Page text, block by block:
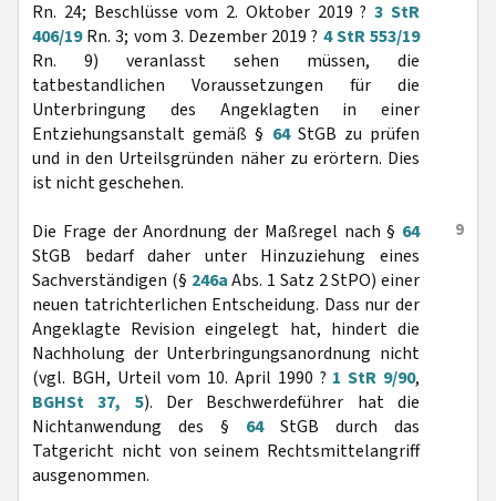
Rn. 24; Beschlüsse vom 2. Oktober 2019 ?3 StR
406/19Rn. 3; vom 3. Dezember 2019 ? 4 StR 553/19
Rn. 9) veranlasst sehen müssen, die
tatbestandlichen Voraussetzungen für die
Unterbringung des Angeklagten in einer
Entziehungsanstalt gemäß § 64StGB zu prüfen
und in den Urteilsgründen näher zu erörtern. Dies
ist nicht geschehen.
9
Die Frage der Anordnung der Maßregel nach § 64
StGB bedarf daher unter Hinzuziehung eines
Sachverständigen (§ 246aAbs. 1 Satz 2 StPO) einer
neuen tatrichterlichen Entscheidung. Dass nur der
Angeklagte Revision eingelegt hat, hindert die
Nachholung der Unterbringungsanordnung nicht
(vgl. BGH, Urteil vom 10. April 1990 ? 1 StR 9/90,
BGHSt 37, 5). Der Beschwerdeführer hat die
Nichtanwendung des § 64StGB durch das
Tatgericht nicht von seinem Rechtsmittelangriff
ausgenommen.